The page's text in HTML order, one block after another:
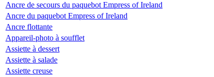
Ancre de secours du paquebot Empress of Ireland
Ancre du paquebot Empress of Ireland
Ancre flottante
Appareil-photo à soufflet
Assiette à dessert
Assiette à salade
Assiette creuse